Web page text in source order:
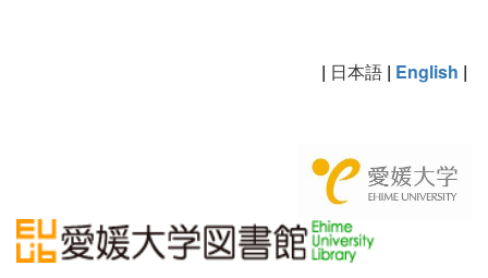
| 日本語 | English |